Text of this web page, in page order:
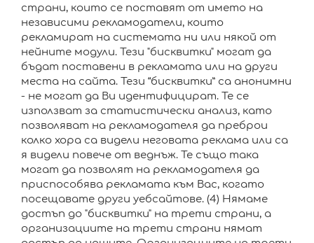
страни, които се поставят от името на
независими рекламодатели, които
рекламират на системата ни или някой от
нейните модули. Тези "бисквитки" могат да
бъдат поставени в рекламата или на други
места на сайта. Тези “бисквитки” са анонимни
- не могат да Ви идентифицират. Те се
използват за статистически анализ, като
позволяват на рекламодателя да преброи
колко хора са видели неговата реклама или са
я видели повече от веднъж. Те също така
могат да позволят на рекламодателя да
приспособява рекламата към Вас, когато
посещавате други уебсайтове. (4) Нямаме
достъп до "бисквитки" на трети страни, а
организациите на трети страни нямат